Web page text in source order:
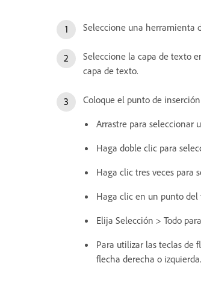
Seleccione una herramienta
Seleccione la capa de texto
capa de texto.
Coloque el punto de
Arrastre para seleccionar
Haga doble clic para
Haga clic tres veces para
Haga clic en un punto
Elija Selección > Todo
Para utilizar las teclas de
flecha derecha o izquierda.